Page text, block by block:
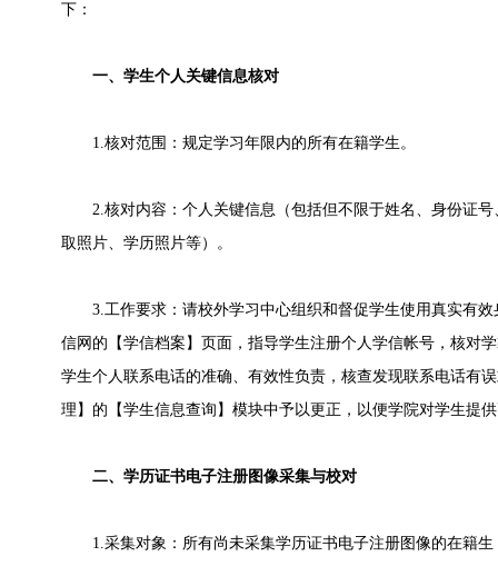
下：
一、学生个人关键信息核对
1.核对范围：规定学习年限内的所有在籍学生。
2.核对内容：个人关键信息（包括但不限于姓名、身份证号
取照片、学历照片等）。
3.工作要求：请校外学习中心组织和督促学生使用真实有效
信网的【学信档案】页面，指导学生注册个人学信帐号，核对
学生个人联系电话的准确、有效性负责，核查发现联系电话有
理】的【学生信息查询】模块中予以更正，以便学院对学生提
二、学历证书电子注册图像采集与校对
1.采集对象：所有尚未采集学历证书电子注册图像的在籍生